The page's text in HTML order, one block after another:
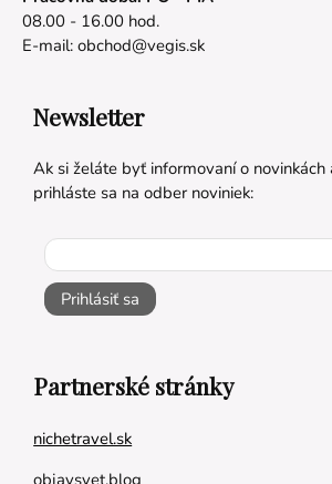
08.00 - 16.00 hod.
E-mail: obchod@vegis.sk
Newsletter
Ak si želáte byť informovaní o novinkách
prihláste sa na odber noviniek:
Prihlásiť sa
Partnerské stránky
nichetravel.sk
objavsvet.blog